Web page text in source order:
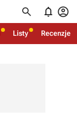
  
Listy Recenzje